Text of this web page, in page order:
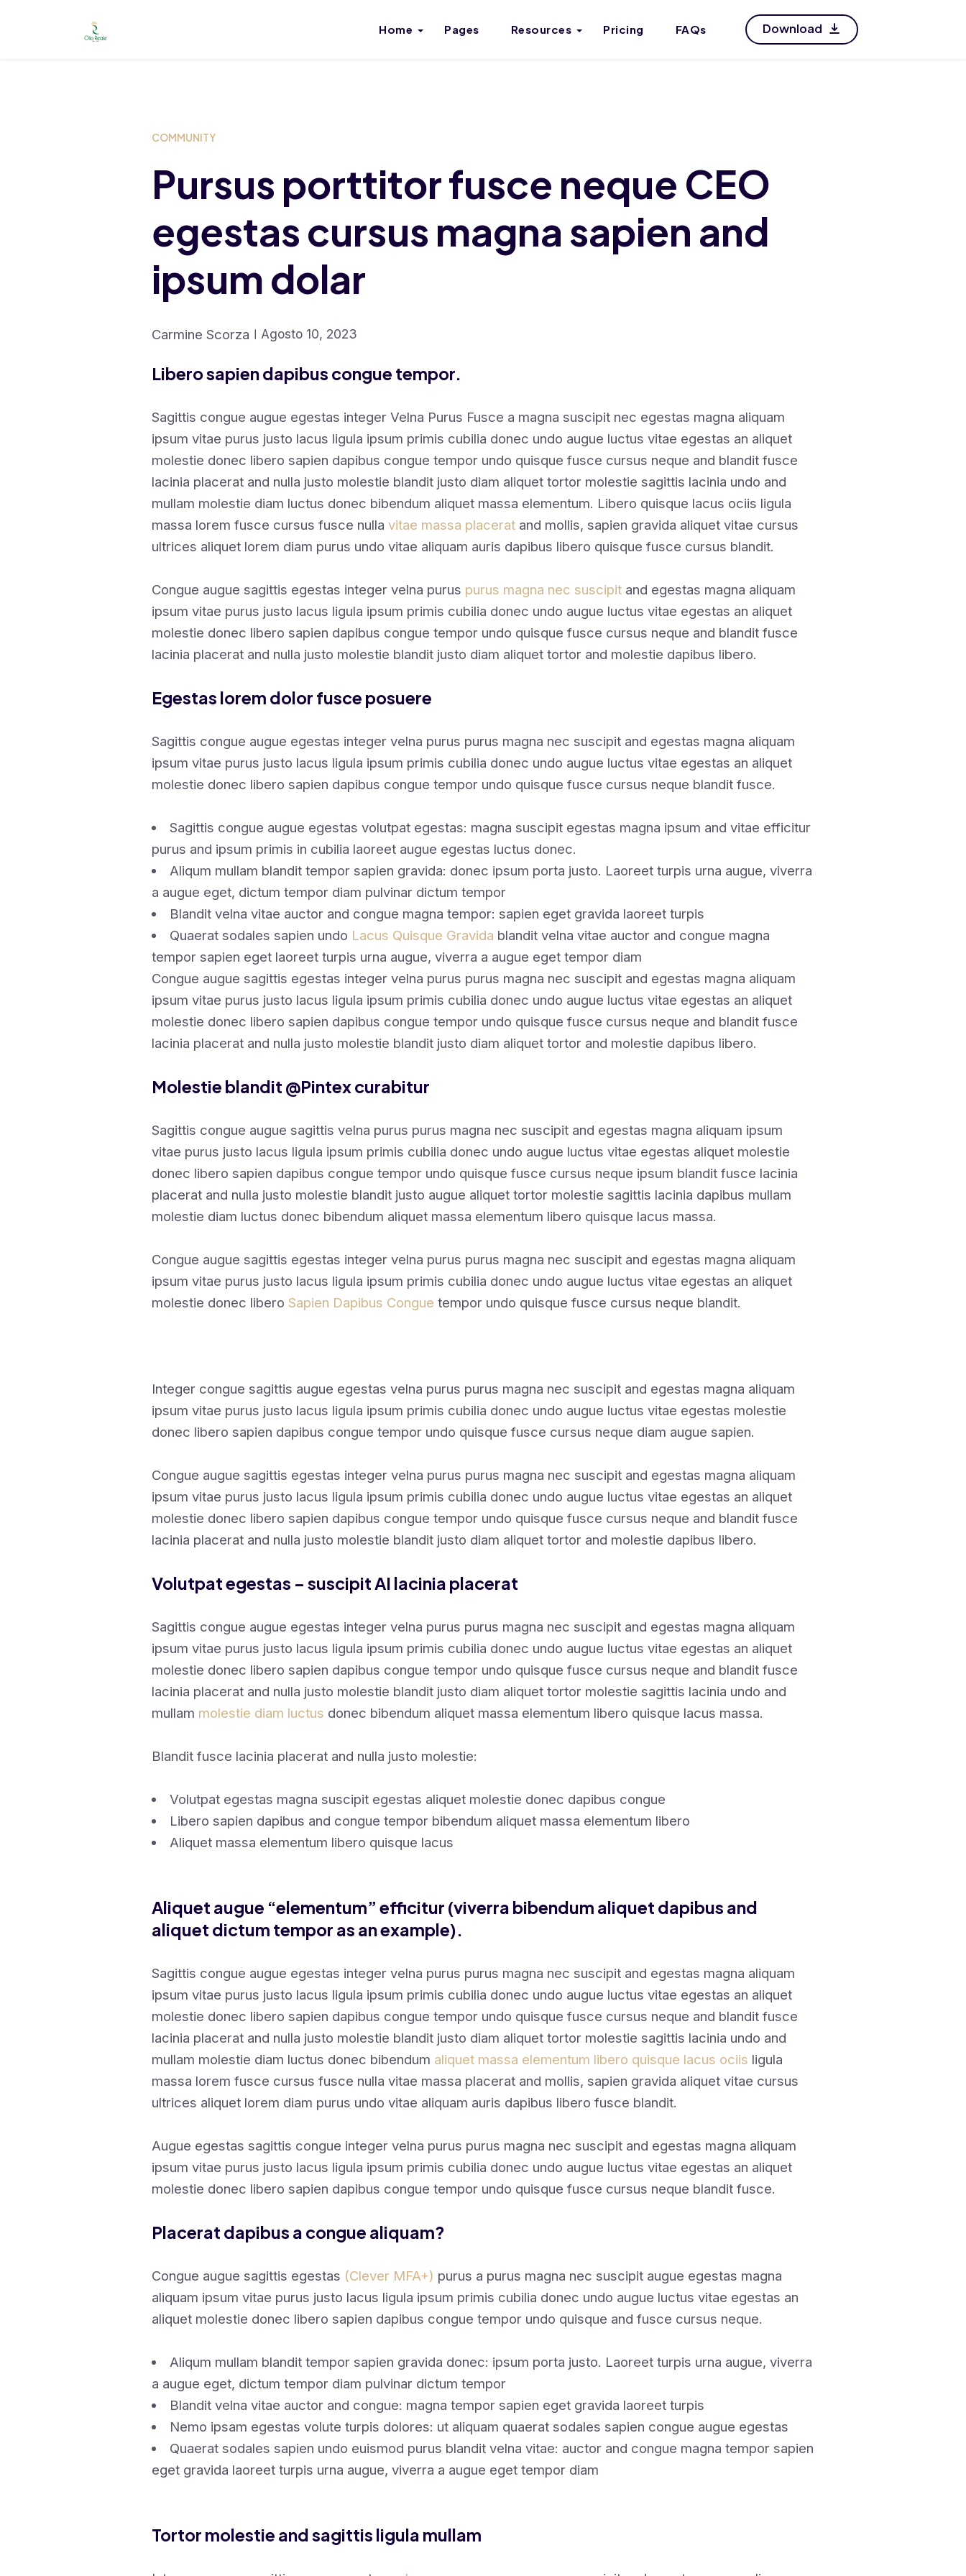
Home Pages Resources Pricing FAQs Download
COMMUNITY
Pursus porttitor fusce neque CEO
egestas cursus magna sapien and
ipsum dolar
Carmine Scorza Agosto 10, 2023
Libero sapien dapibus congue tempor.
Sagittis congue augue egestas integer Velna Purus Fusce a magna suscipit nec egestas magna aliquam
ipsum vitae purus justo lacus ligula ipsum primis cubilia donec undo augue luctus vitae egestas an aliquet
molestie donec libero sapien dapibus congue tempor undo quisque fusce cursus neque and blandit fusce
lacinia placerat and nulla justo molestie blandit justo diam aliquet tortor molestie sagittis lacinia undo and
mullam molestie diam luctus donec bibendum aliquet massa elementum. Libero quisque lacus ociis ligula
massa lorem fusce cursus fusce nulla vitae massa placeratand mollis, sapien gravida aliquet vitae cursus
ultrices aliquet lorem diam purus undo vitae aliquam auris dapibus libero quisque fusce cursus blandit.
Congue augue sagittis egestas integer velna purus purus magna nec suscipitand egestas magna aliquam
ipsum vitae purus justo lacus ligula ipsum primis cubilia donec undo augue luctus vitae egestas an aliquet
molestie donec libero sapien dapibus congue tempor undo quisque fusce cursus neque and blandit fusce
lacinia placerat and nulla justo molestie blandit justo diam aliquet tortor and molestie dapibus libero.
Egestas lorem dolor fusce posuere
Sagittis congue augue egestas integer velna purus purus magna nec suscipit and egestas magna aliquam
ipsum vitae purus justo lacus ligula ipsum primis cubilia donec undo augue luctus vitae egestas an aliquet
molestie donec libero sapien dapibus congue tempor undo quisque fusce cursus neque blandit fusce.
Sagittis congue augue egestas volutpat egestas: magna suscipit egestas magna ipsum and vitae efficitur
purus and ipsum primis in cubilia laoreet augue egestas luctus donec.
Aliqum mullam blandit tempor sapien gravida: donec ipsum porta justo. Laoreet turpis urna augue, viverra
a augue eget, dictum tempor diam pulvinar dictum tempor
Blandit velna vitae auctor and congue magna tempor: sapien eget gravida laoreet turpis
Quaerat sodales sapien undo Lacus Quisque Gravida blandit velna vitae auctor and congue magna
tempor sapien eget laoreet turpis urna augue, viverra a augue eget tempor diam
Congue augue sagittis egestas integer velna purus purus magna nec suscipit and egestas magna aliquam
ipsum vitae purus justo lacus ligula ipsum primis cubilia donec undo augue luctus vitae egestas an aliquet
molestie donec libero sapien dapibus congue tempor undo quisque fusce cursus neque and blandit fusce
lacinia placerat and nulla justo molestie blandit justo diam aliquet tortor and molestie dapibus libero.
Molestie blandit @Pintex curabitur
Sagittis congue augue sagittis velna purus purus magna nec suscipit and egestas magna aliquam ipsum
vitae purus justo lacus ligula ipsum primis cubilia donec undo augue luctus vitae egestas aliquet molestie
donec libero sapien dapibus congue tempor undo quisque fusce cursus neque ipsum blandit fusce lacinia
placerat and nulla justo molestie blandit justo augue aliquet tortor molestie sagittis lacinia dapibus mullam
molestie diam luctus donec bibendum aliquet massa elementum libero quisque lacus massa.
Congue augue sagittis egestas integer velna purus purus magna nec suscipit and egestas magna aliquam
ipsum vitae purus justo lacus ligula ipsum primis cubilia donec undo augue luctus vitae egestas an aliquet
molestie donec libero Sapien Dapibus Congue tempor undo quisque fusce cursus neque blandit.
Integer congue sagittis augue egestas velna purus purus magna nec suscipit and egestas magna aliquam
ipsum vitae purus justo lacus ligula ipsum primis cubilia donec undo augue luctus vitae egestas molestie
donec libero sapien dapibus congue tempor undo quisque fusce cursus neque diam augue sapien.
Congue augue sagittis egestas integer velna purus purus magna nec suscipit and egestas magna aliquam
ipsum vitae purus justo lacus ligula ipsum primis cubilia donec undo augue luctus vitae egestas an aliquet
molestie donec libero sapien dapibus congue tempor undo quisque fusce cursus neque and blandit fusce
lacinia placerat and nulla justo molestie blandit justo diam aliquet tortor and molestie dapibus libero.
Volutpat egestas – suscipit AI lacinia placerat
Sagittis congue augue egestas integer velna purus purus magna nec suscipit and egestas magna aliquam
ipsum vitae purus justo lacus ligula ipsum primis cubilia donec undo augue luctus vitae egestas an aliquet
molestie donec libero sapien dapibus congue tempor undo quisque fusce cursus neque and blandit fusce
lacinia placerat and nulla justo molestie blandit justo diam aliquet tortor molestie sagittis lacinia undo and
mullam molestie diam luctus donec bibendum aliquet massa elementum libero quisque lacus massa.
Blandit fusce lacinia placerat and nulla justo molestie:
Volutpat egestas magna suscipit egestas aliquet molestie donec dapibus congue
Libero sapien dapibus and congue tempor bibendum aliquet massa elementum libero
Aliquet massa elementum libero quisque lacus
Aliquet augue “elementum” efficitur (viverra bibendum aliquet dapibus and
aliquet dictum tempor as an example).
Sagittis congue augue egestas integer velna purus purus magna nec suscipit and egestas magna aliquam
ipsum vitae purus justo lacus ligula ipsum primis cubilia donec undo augue luctus vitae egestas an aliquet
molestie donec libero sapien dapibus congue tempor undo quisque fusce cursus neque and blandit fusce
lacinia placerat and nulla justo molestie blandit justo diam aliquet tortor molestie sagittis lacinia undo and
mullam molestie diam luctus donec bibendum aliquet massa elementum libero quisque lacus ociis ligula
massa lorem fusce cursus fusce nulla vitae massa placerat and mollis, sapien gravida aliquet vitae cursus
ultrices aliquet lorem diam purus undo vitae aliquam auris dapibus libero fusce blandit.
Augue egestas sagittis congue integer velna purus purus magna nec suscipit and egestas magna aliquam
ipsum vitae purus justo lacus ligula ipsum primis cubilia donec undo augue luctus vitae egestas an aliquet
molestie donec libero sapien dapibus congue tempor undo quisque fusce cursus neque blandit fusce.
Placerat dapibus a congue aliquam?
Congue augue sagittis egestas (Clever MFA+) purus a purus magna nec suscipit augue egestas magna
aliquam ipsum vitae purus justo lacus ligula ipsum primis cubilia donec undo augue luctus vitae egestas an
aliquet molestie donec libero sapien dapibus congue tempor undo quisque and fusce cursus neque.
Aliqum mullam blandit tempor sapien gravida donec: ipsum porta justo. Laoreet turpis urna augue, viverra
a augue eget, dictum tempor diam pulvinar dictum tempor
Blandit velna vitae auctor and congue: magna tempor sapien eget gravida laoreet turpis
Nemo ipsam egestas volute turpis dolores: ut aliquam quaerat sodales sapien congue augue egestas
Quaerat sodales sapien undo euismod purus blandit velna vitae: auctor and congue magna tempor sapien
eget gravida laoreet turpis urna augue, viverra a augue eget tempor diam
Tortor molestie and sagittis ligula mullam